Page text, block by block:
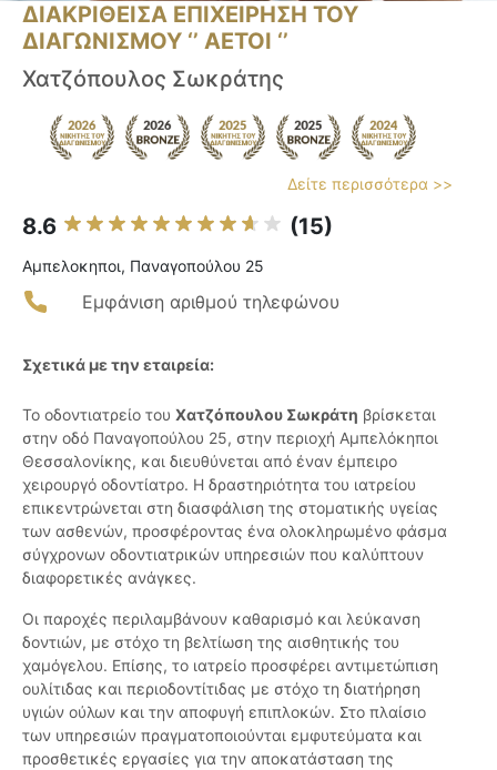
ΔΙΑΚΡΙΘΕΙΣΑ ΕΠΙΧΕΙΡΗΣΗ ΤΟΥ
ΔΙΑΓΩΝΙΣΜΟΥ ‘’ ΑΕΤΟΙ ‘’
Χατζόπουλος Σωκράτης
Δείτε περισσότερα >>
8.6 (15)
Αμπελοκηποι, Παναγοπούλου 25
Εμφάνιση αριθμού τηλεφώνου
Σχετικά με την εταιρεία:
Το οδοντιατρείο του Χατζόπουλου Σωκράτη βρίσκεται
στην οδό Παναγοπούλου 25, στην περιοχή Αμπελόκηποι
Θεσσαλονίκης, και διευθύνεται από έναν έμπειρο
χειρουργό οδοντίατρο. Η δραστηριότητα του ιατρείου
επικεντρώνεται στη διασφάλιση της στοματικής υγείας
των ασθενών, προσφέροντας ένα ολοκληρωμένο φάσμα
σύγχρονων οδοντιατρικών υπηρεσιών που καλύπτουν
διαφορετικές ανάγκες.
Οι παροχές περιλαμβάνουν καθαρισμό και λεύκανση
δοντιών, με στόχο τη βελτίωση της αισθητικής του
χαμόγελου. Επίσης, το ιατρείο προσφέρει αντιμετώπιση
ουλίτιδας και περιοδοντίτιδας με στόχο τη διατήρηση
υγιών ούλων και την αποφυγή επιπλοκών. Στο πλαίσιο
των υπηρεσιών πραγματοποιούνται εμφυτεύματα και
προσθετικές εργασίες για την αποκατάσταση της